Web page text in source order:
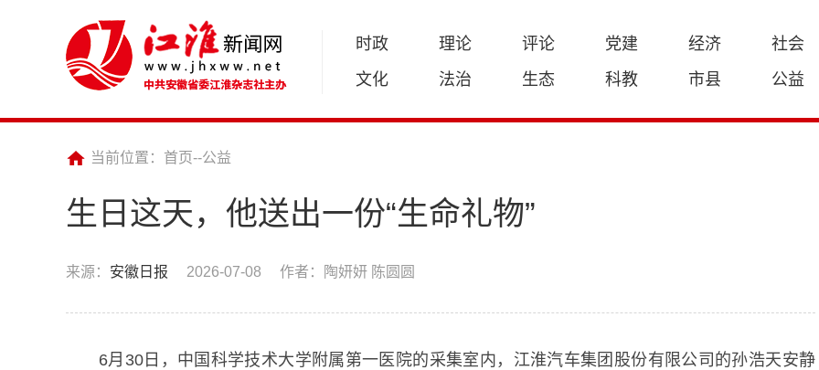
时政 理论 评论 党建 经济
社会
文化
法治 生态 科教 市县 公益
当前位置： 首页--公益
生日这天，他送出一份“生命礼物”
来源： 安徽日报 2026-07-08 作者：陶妍妍 陈圆圆
6月30日，中国科学技术大学附属第一医院的采集室内，江淮汽车集团股份有限公司的孙浩天安静